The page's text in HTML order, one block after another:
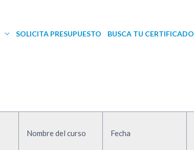
SOLICITA PRESUPUESTO BUSCA TU CERTIFICADO
Nombre del curso Fecha